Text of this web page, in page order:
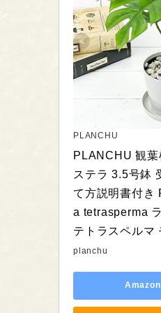
PLANCHU
PLANCHU 観
ステラ 3.5号鉢
て方説明書付き
a tetrasperma
テトラスペルマ
planchu
Amazon